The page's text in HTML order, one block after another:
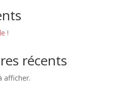
!
récents
afficher.